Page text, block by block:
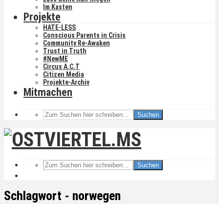
Im Kasten
Projekte
HATE-LESS
Conscious Parents in Crisis
Community Re-Awaken
Trust in Truth
#NewME
Circus A.C.T
Citizen Media
Projekte-Archiv
Mitmachen
Suchen
Suchen
Schlagwort - norwegen